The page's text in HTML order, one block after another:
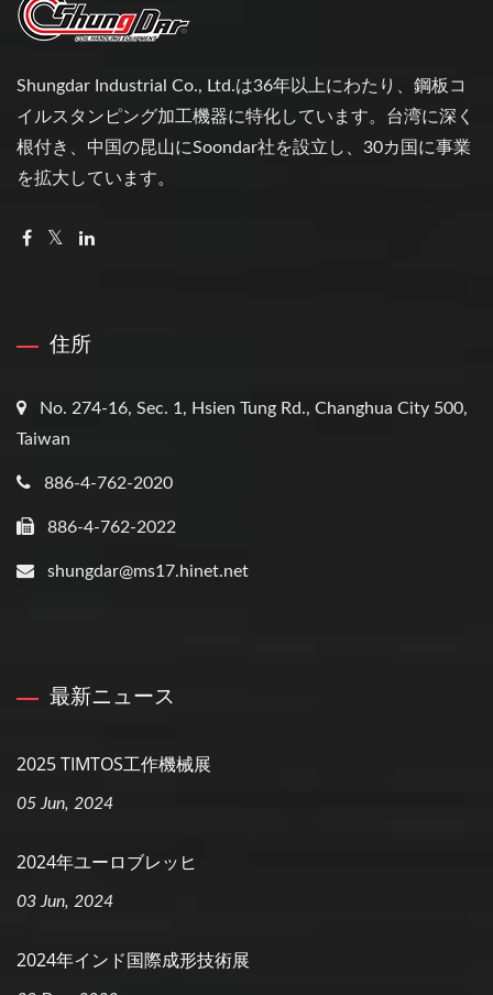
Shungdar Industrial Co., Ltd.は36年以上にわたり、鋼板コ
イルスタンピング加工機器に特化しています。台湾に深く
根付き、中国の昆山にSoondar社を設立し、30カ国に事業
を拡大しています。
住所
No. 274-16, Sec. 1, Hsien Tung Rd., Changhua City 500,
Taiwan
886-4-762-2020
886-4-762-2022
shungdar@ms17.hinet.net
最新ニュース
2025 TIMTOS工作機械展
05 Jun, 2024
2024年ユーロブレッヒ
03 Jun, 2024
2024年インド国際成形技術展